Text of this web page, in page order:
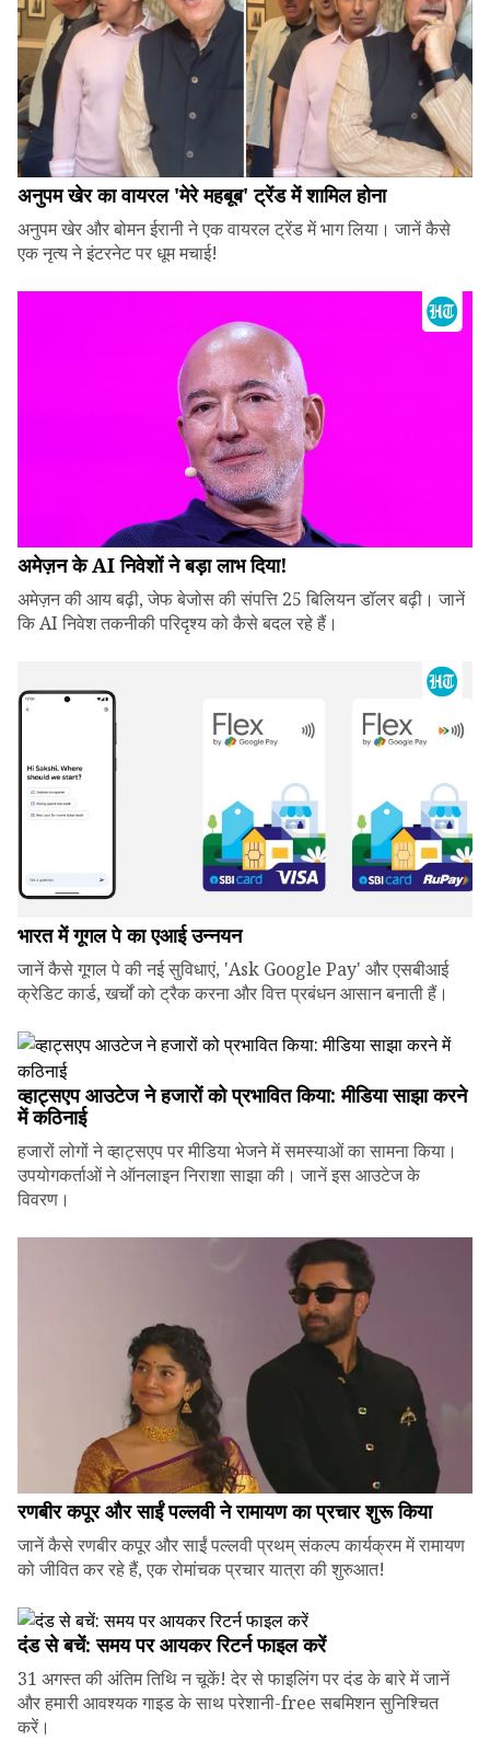
अनुपम खेर का वायरल 'मेरे महबूब' ट्रेंड में शामिल होना
अनुपम खेर और बोमन ईरानी ने एक वायरल ट्रेंड में भाग लिया। जानें कैसे
एक नृत्य ने इंटरनेट पर धूम मचाई!
अमेज़न के AI निवेशों ने बड़ा लाभ दिया!
अमेज़न की आय बढ़ी, जेफ बेजोस की संपत्ति 25 बिलियन डॉलर बढ़ी। जानें
कि AI निवेश तकनीकी परिदृश्य को कैसे बदल रहे हैं।
भारत में गूगल पे का एआई उन्नयन
जानें कैसे गूगल पे की नई सुविधाएं, 'Ask Google Pay' और एसबीआई
क्रेडिट कार्ड, खर्चों को ट्रैक करना और वित्त प्रबंधन आसान बनाती हैं।
व्हाट्सएप आउटेज ने हजारों को प्रभावित किया: मीडिया साझा करने
में कठिनाई
हजारों लोगों ने व्हाट्सएप पर मीडिया भेजने में समस्याओं का सामना किया।
उपयोगकर्ताओं ने ऑनलाइन निराशा साझा की। जानें इस आउटेज के
विवरण।
रणबीर कपूर और साईं पल्लवी ने रामायण का प्रचार शुरू किया
जानें कैसे रणबीर कपूर और साईं पल्लवी प्रथम् संकल्प कार्यक्रम में रामायण
को जीवित कर रहे हैं, एक रोमांचक प्रचार यात्रा की शुरुआत!
दंड से बचें: समय पर आयकर रिटर्न फाइल करें
31 अगस्त की अंतिम तिथि न चूकें! देर से फाइलिंग पर दंड के बारे में जानें
और हमारी आवश्यक गाइड के साथ परेशानी-free सबमिशन सुनिश्चित
करें।